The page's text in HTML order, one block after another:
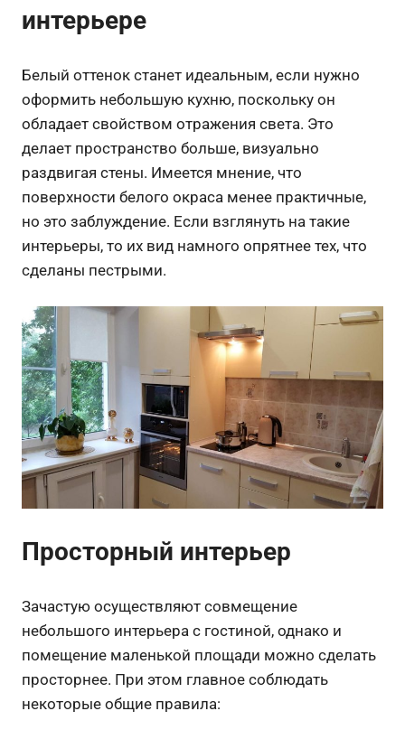
интерьере
Белый оттенок станет идеальным, если нужно
оформить небольшую кухню, поскольку он
обладает свойством отражения света. Это
делает пространство больше, визуально
раздвигая стены. Имеется мнение, что
поверхности белого окраса менее практичные,
но это заблуждение. Если взглянуть на такие
интерьеры, то их вид намного опрятнее тех, что
сделаны пестрыми.
Просторный интерьер
Зачастую осуществляют совмещение
небольшого интерьера с гостиной, однако и
помещение маленькой площади можно сделать
просторнее. При этом главное соблюдать
некоторые общие правила: